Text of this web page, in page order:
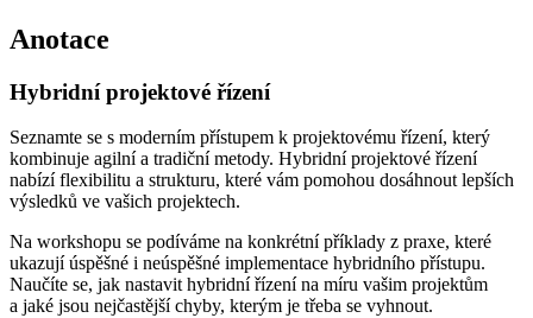
Anotace
Hybridní projektové řízení
Seznamte se s moderním přístupem k projektovému řízení, který
kombinuje agilní a tradiční metody. Hybridní projektové řízení
nabízí flexibilitu a strukturu, které vám pomohou dosáhnout lepších
výsledků ve vašich projektech.
Na workshopu se podíváme na konkrétní příklady z praxe, které
ukazují úspěšné i neúspěšné implementace hybridního přístupu.
Naučíte se, jak nastavit hybridní řízení na míru vašim projektům
a jaké jsou nejčastější chyby, kterým je třeba se vyhnout.